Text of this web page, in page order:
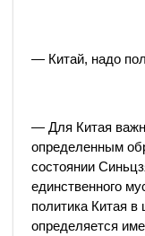
— Китай, надо
— Для Китая
определенным
состоянии
единственного
политика Китая в
определяется